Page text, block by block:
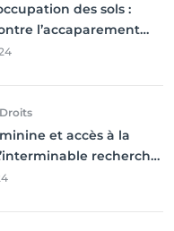
des sols :
l’accaparement
et accès à la
recherche